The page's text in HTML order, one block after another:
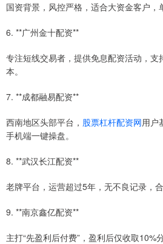
国资背景，风控严格，适合大资金客户，
6. **广州金十配资**
专注短线交易者，提供免息配资活动，支
本。
7. **成都融易配资**
西南地区头部平台， 股票杠杆配资网用户
手机端一键操盘。
8. **武汉长江配资**
老牌平台，运营超过5年，无不良记录，
9. **南京鑫亿配资**
主打“先盈利后付费”，盈利后仅收取10%